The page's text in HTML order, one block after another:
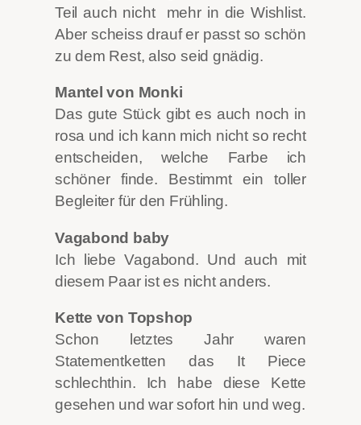
Teil auch nicht mehr in die Wishlist.
Aber scheiss drauf er passt so schön
zu dem Rest, also seid gnädig.
Mantel von Monki
Das gute Stück gibt es auch noch in
rosa und ich kann mich nicht so recht
entscheiden, welche Farbe ich
schöner finde. Bestimmt ein toller
Begleiter für den Frühling.
Vagabond baby
Ich liebe Vagabond. Und auch mit
diesem Paar ist es nicht anders.
Kette von Topshop
Schon letztes Jahr waren
Statementketten das It Piece
schlechthin. Ich habe diese Kette
gesehen und war sofort hin und weg.